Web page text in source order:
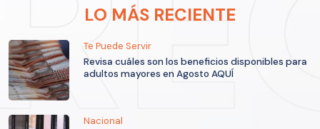
LO MÁS RECIENTE
Te Puede Servir
Revisa cuáles son los beneficios disponibles para
adultos mayores en Agosto AQUÍ
Nacional